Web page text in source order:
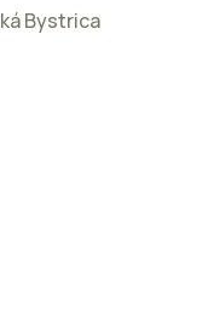
Bystrica